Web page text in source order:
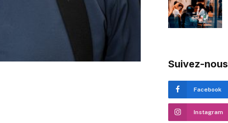
Suivez-nous
Facebook
Instagram